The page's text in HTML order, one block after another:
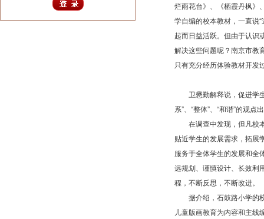
烂雨花台》、《栖霞丹枫》
学自编的校本教材，一直
起而日益活跃。但由于认识
解决这些问题呢？南京市教
只有充分经历体验教材开发
卫懋勤解释说，促进学生
系”、“整体”、“和谐”的观
在调查中发现，但凡校本
贴近学生的发展需求，拓展
服务于全体学生的发展和全
远规划、谨慎设计、长效利
程，不断反思，不断改进。
据介绍，石鼓路小学的校
儿童版画教育为内容和主